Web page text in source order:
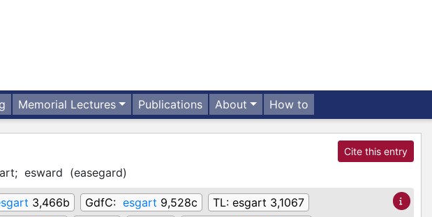
Memorial Lectures Publications About How to
Cite this entry
esward (easegard)
3,466b GdfC: esgart 9,528c TL: esgart 3,1067